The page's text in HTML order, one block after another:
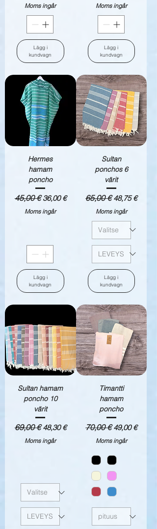
Moms ingår
Lägg i
kundvagn
Moms ingår
Lägg i
kundvagn
Hermes
hamam
poncho
Ordinarie pris
45,00 €Reapris
36,00 €
Moms ingår
Lägg i
kundvagn
Sultan
ponchos 6
värit
Ordinarie pris
65,00 € Reapris
48,75 €
Moms ingår
Lägg i
kundvagn
Sultan hamam
poncho 10
värit
Ordinarie pris
69,00 €Reapris
48,30 €
Moms ingår
Timantti
hamam
poncho
Ordinarie pris
70,00 € Reapris
49,00 €
Moms ingår